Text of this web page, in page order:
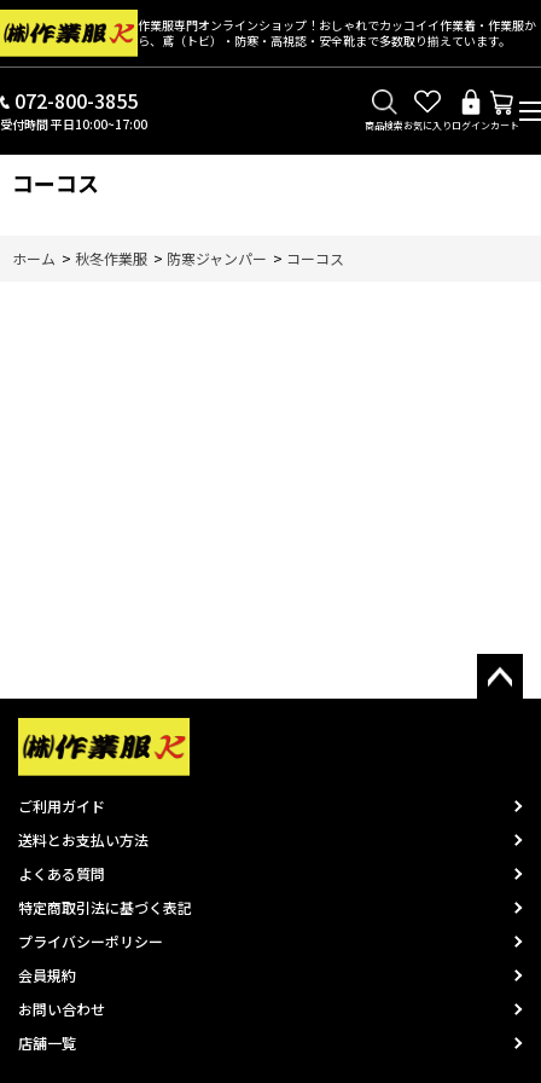
作業服専門オンラインショップ！おしゃれでカッコイイ作業着・作業服か
ら、鳶（トビ）・防寒・高視認・安全靴まで多数取り揃えています。
072-800-3855
受付時間 平日10:00~17:00 商品検索お気に入りログインカート
コーコス
ホーム > 秋冬作業服 > 防寒ジャンパー > コーコス
ご利用ガイド
送料とお支払い方法
よくある質問
特定商取引法に基づく表記
プライバシーポリシー
会員規約
お問い合わせ
店舗一覧